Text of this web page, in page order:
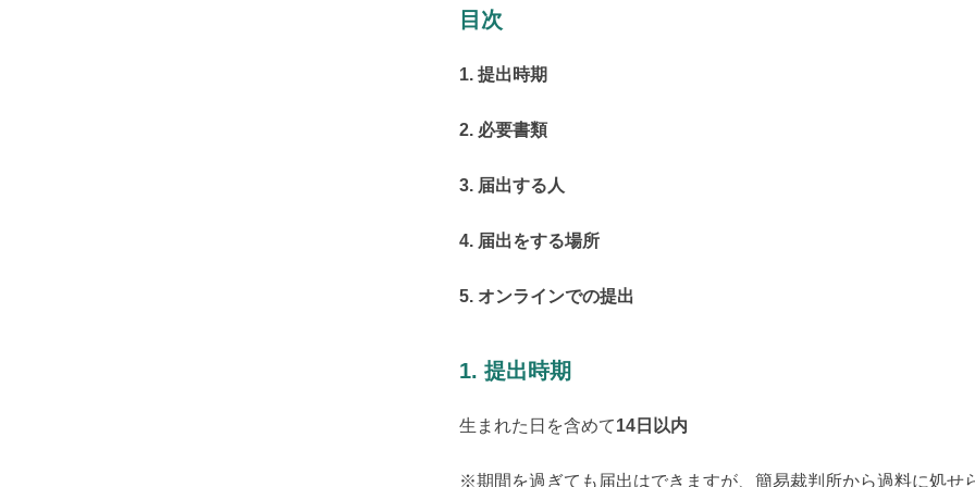
目次
1. 提出時期
2. 必要書類
3. 届出する人
4. 届出をする場所
5. オンラインでの提出
1. 提出時期
生まれた日を含めて14日以内
※期間を過ぎても届出はできますが、簡易裁判所から過料に処せ